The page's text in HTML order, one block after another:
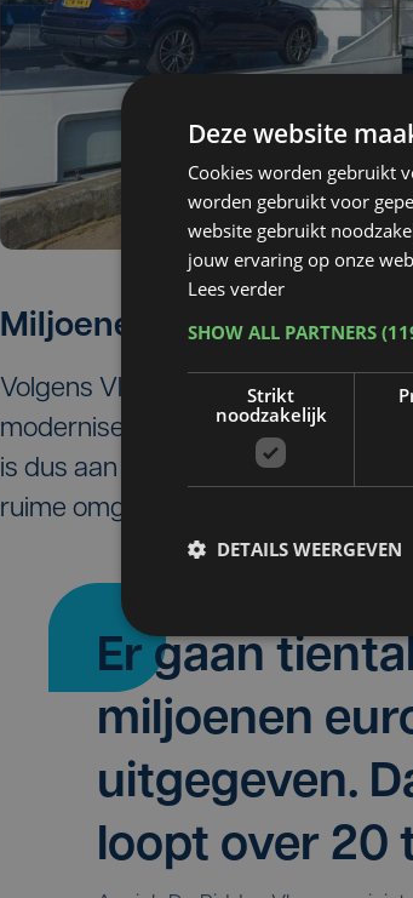
Miljoeneninvestering
Volgens Vlaams minister Annick
modernisering toe. “Het kanaal
is dus aan een update toe, zeker
ruime omgeving”, zegt ze.
Er gaan
miljoenen
uitgegeven.
loopt over 20
Deze website
Cookies worden gebruikt
worden gebruikt voor
website gebruikt
jouw ervaring op onze
Lees verder
SHOW ALL PARTNERS
Strikt
noodzakelijk
DETAILS WEERGEVEN